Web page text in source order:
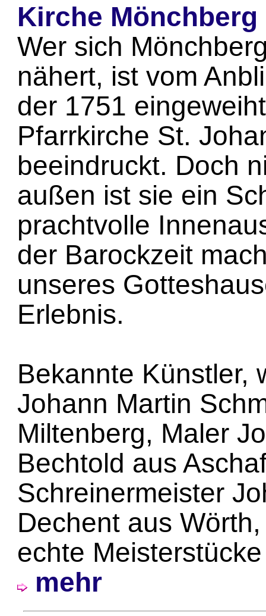
Kirche Mönchberg
Wer sich
nähert, ist vom
der 1751
Pfarrkirche St.
beeindruckt. Doch
außen ist sie ein
prachtvolle
der Barockzeit
unseres
Erlebnis.
Bekannte Künstler,
Johann Martin
Miltenberg, Maler
Bechtold aus
Schreinermeister
Dechent aus
echte
mehr